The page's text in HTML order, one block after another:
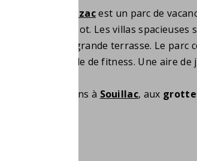
Domaine de Lanzacest un parc de
la Dordogne-Lot. Les villas spacieuses
et d'une grande terrasse. Le parc
et une salle de fitness. Une aire de
des excursions à Souillac, aux